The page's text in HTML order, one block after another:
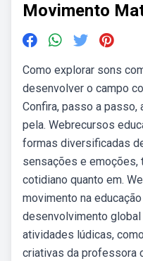
Movimento
Como explorar sons
desenvolver o campo
Confira, passo a
pela. Webrecursos
formas diversificadas
sensações e emoções,
cotidiano quanto em.
movimento na
desenvolvimento
atividades lúdicas,
criativas da professora